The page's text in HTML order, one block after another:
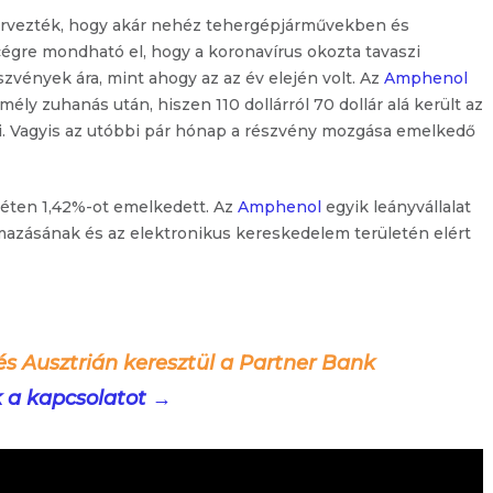
hogy akár nehéz tehergépjárművekben és
mondható el, hogy a koronavírus okozta tavaszi
ára, mint ahogy az az év elején volt. Az Amphenol
zuhanás után, hiszen 110 dollárról 70 dollár alá került az
az utóbbi pár hónap a részvény mozgása emelkedő
1,42%-ot emelkedett. Az Amphenol egyik leányvállalat
és az elektronikus kereskedelem területén elért
Ausztrián keresztül a Partner Bank
a kapcsolatot →